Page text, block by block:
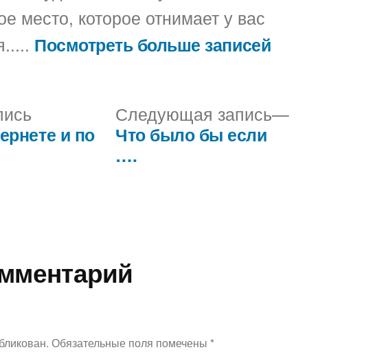
место, которое отнимает у вас
Посмотреть больше записей
Предыдущая
запись:
и по
Следующая запись
Следующая
Что было бы если
….
Обязательные поля помечены *